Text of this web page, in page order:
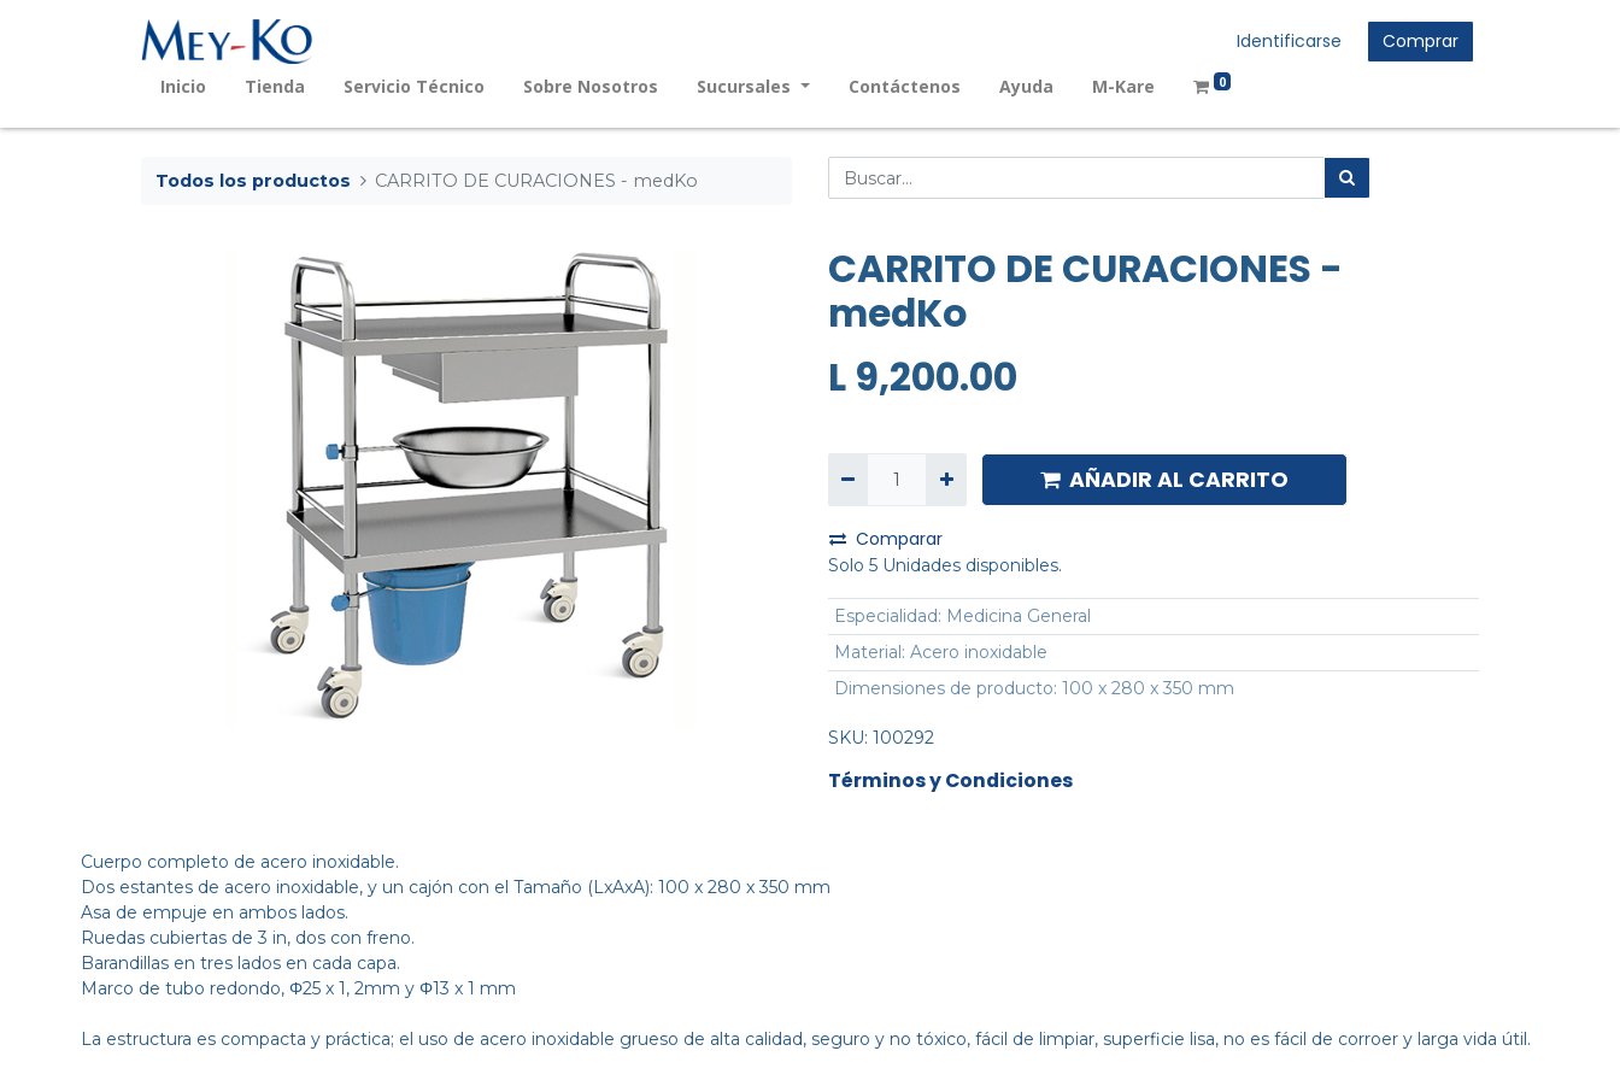
Identificarse Comprar
Inicio Tienda Servicio Técnico Sobre Nosotros Sucursales Contáctenos Ayuda M-Kare 0
Todos los productos CARRITO DE CURACIONES - medKo
CARRITO DE CURACIONES -
medKo
L 9,200.00
AÑADIR AL CARRITO
Comparar
Solo 5 Unidades disponibles.
Especialidad: Medicina General
Material: Acero inoxidable
Dimensiones de producto: 100 x 280 x 350 mm
SKU: 100292
Términos y Condiciones
Cuerpo completo de acero inoxidable.
Dos estantes de acero inoxidable, y un cajón con el Tamaño (LxAxA): 100 x 280 x 350 mm
Asa de empuje en ambos lados.
Ruedas cubiertas de 3 in, dos con freno.
Barandillas en tres lados en cada capa.
Marco de tubo redondo, Φ25 x 1, 2mm y Φ13 x 1 mm
La estructura es compacta y práctica; el uso de acero inoxidable grueso de alta calidad, seguro y no tóxico, fácil de limpiar, superficie lisa, no es fácil de corroer y larga vida útil.